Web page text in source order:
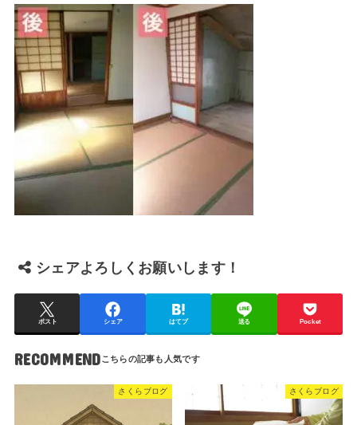
シェアよろしくお願いします！
ポスト シェア はてブ 送る Pocket
RECOMMEND
さくらブログ さくらブログ